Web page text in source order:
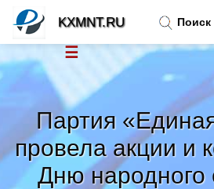
Партия
провела акции и
Дню народного
Поиск
KXMNT.RU
☰
Новости
Тренды новостей»
Рубрики»